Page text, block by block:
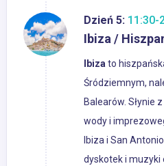
Dzień 5: 11:30-
Ibiza /
Ibizato
Śródziemnym,
Balearów. Słynie
wody i
Ibiza i San
dyskotek i muzyki